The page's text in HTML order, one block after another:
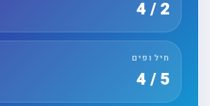
חילופים